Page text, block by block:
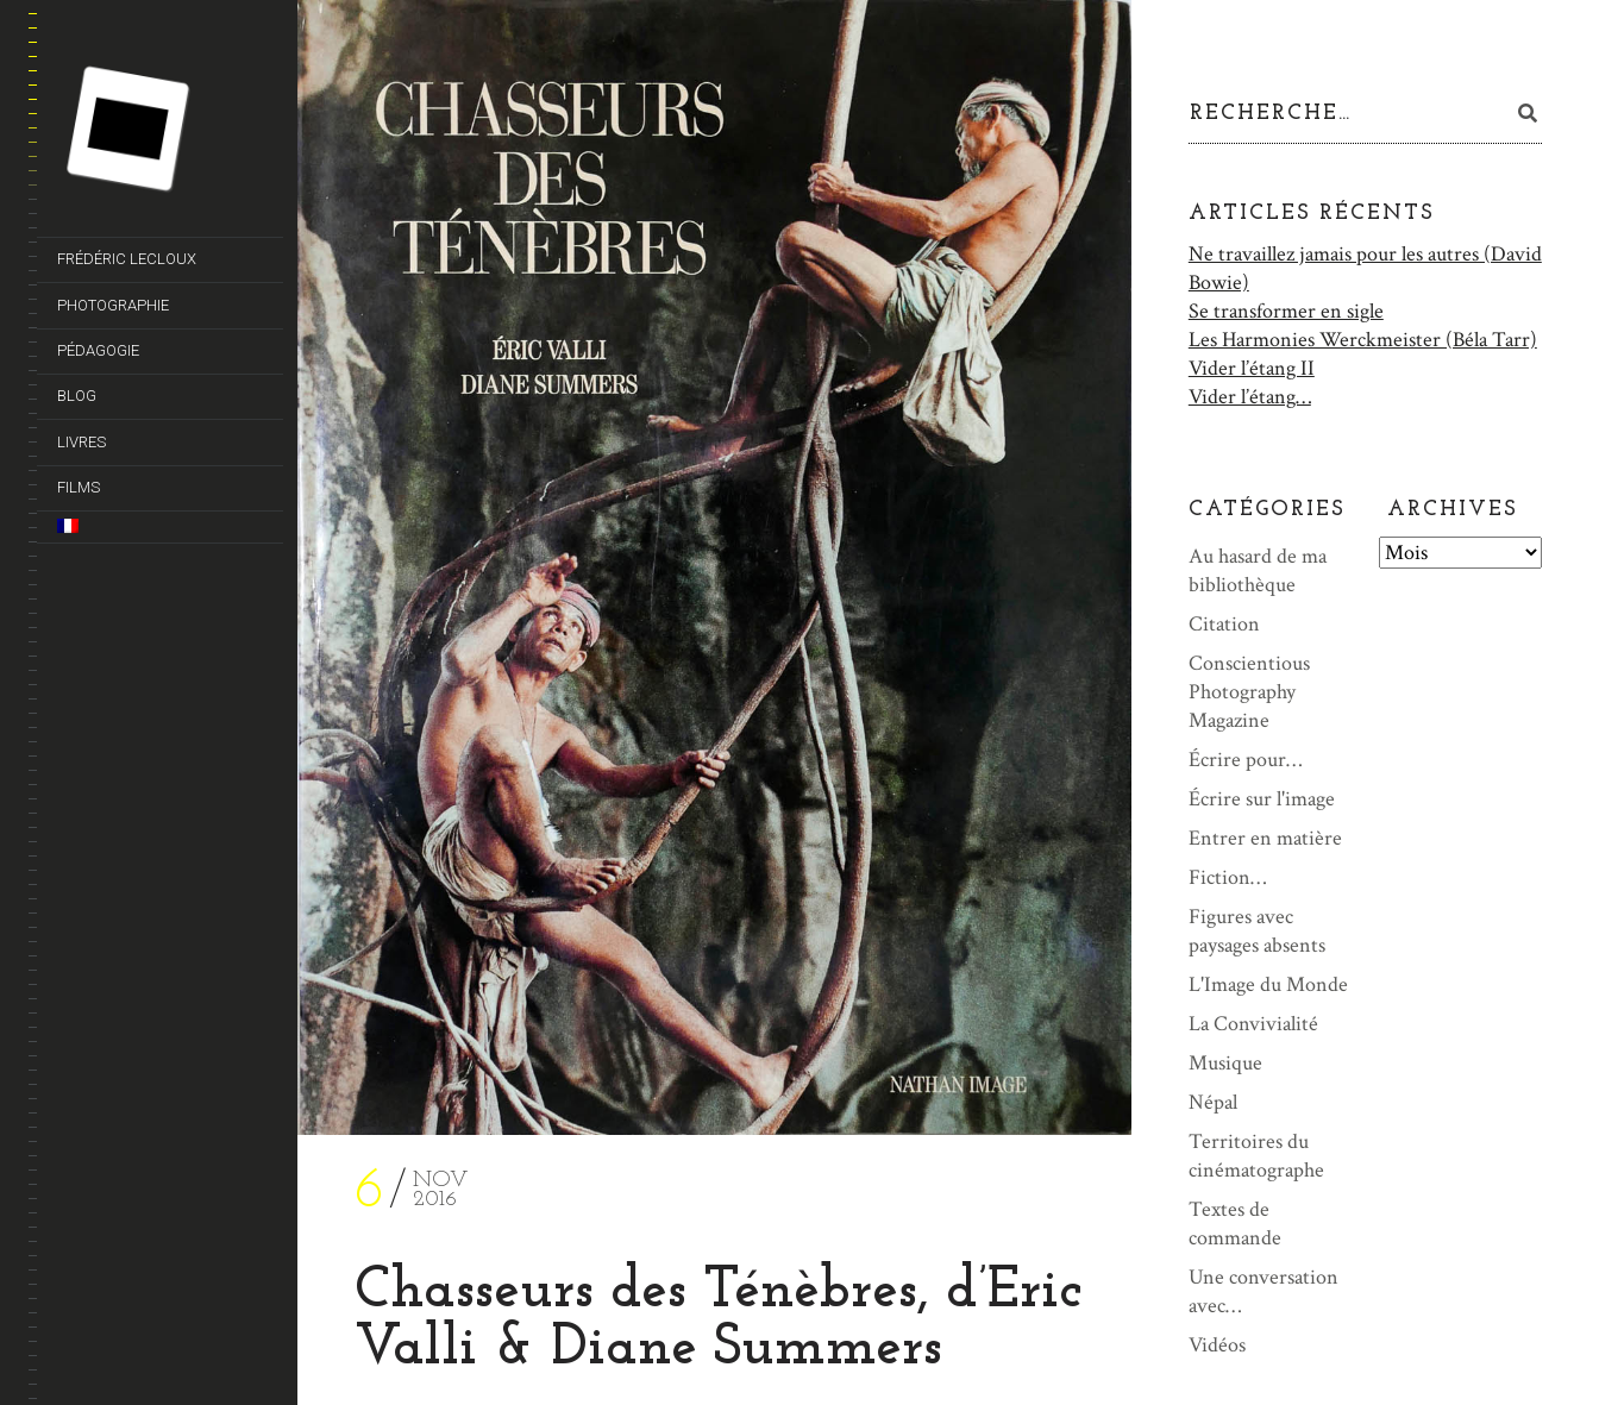
FRÉDÉRIC LECLOUX
PHOTOGRAPHIE
PÉDAGOGIE
BLOG
LIVRES
FILMS
6
NOV
2016
Chasseurs des Ténèbres, d’Eric
Valli & Diane Summers
ARTICLES RÉCENTS
Ne travaillez jamais pour les autres (David
Bowie)
Se transformer en sigle
Les Harmonies Werckmeister (Béla Tarr)
Vider l’étang II
Vider l’étang…
CATÉGORIES
Au hasard de ma
bibliothèque
Citation
Conscientious
Photography
Magazine
Écrire pour…
Écrire sur l'image
Entrer en matière
Fiction…
Figures avec
paysages absents
L'Image du Monde
La Convivialité
Musique
Népal
Territoires du
cinématographe
Textes de
commande
Une conversation
avec…
Vidéos
ARCHIVES
A